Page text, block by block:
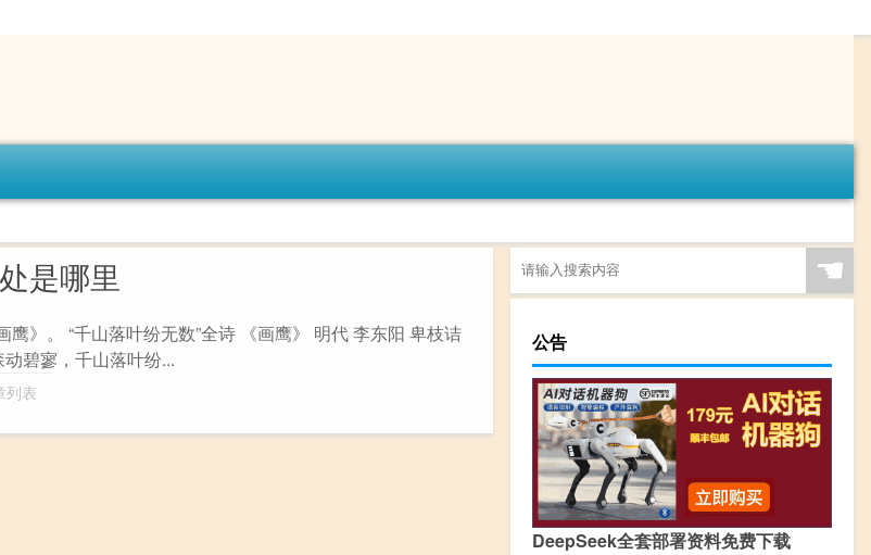
是哪里
鹰》。 “千山落叶纷无数”全诗 《画鹰》 明代 李东阳 卑枝诘
碧寥，千山落叶纷...
列表
☚
公告
DeepSeek全套部署资料免费下载